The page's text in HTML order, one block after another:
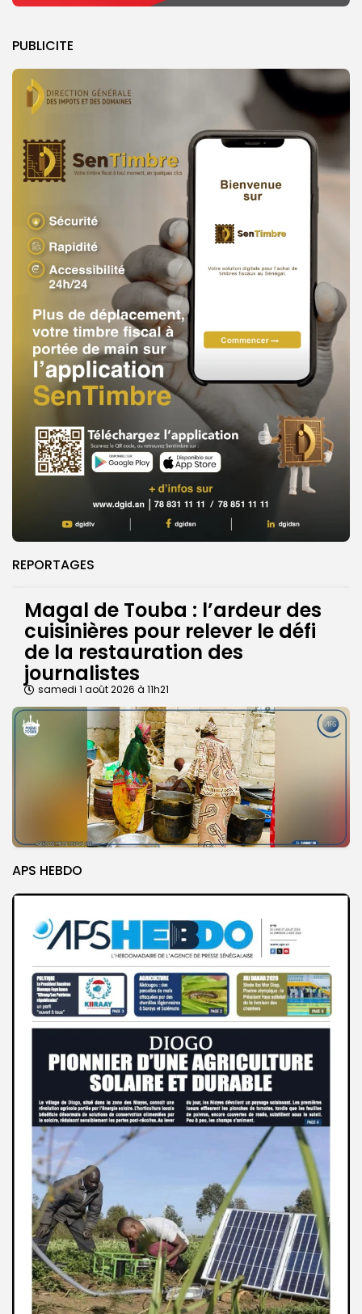
PUBLICITE
REPORTAGES
Magal de Touba : l’ardeur des
cuisinières pour relever le défi
de la restauration des
journalistes
samedi 1 août 2026 à 11h21
APS HEBDO